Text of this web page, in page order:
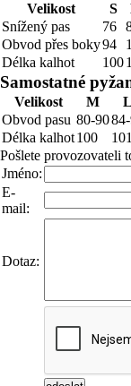
Velikost S
Snížený pas
76
Obvod přes boky94
Délka kalhot
100
Samostatné
Velikost M L
Obvod pasu 80-90
Délka kalhot100 101
Pošlete provozovateli
Jméno:
E-
mail:
Dotaz: